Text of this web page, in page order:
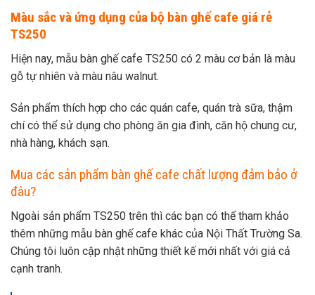
Màu sắc và ứng dụng của bộ bàn ghế cafe giá rẻ
TS250
Hiện nay, mẫu bàn ghế cafe TS250 có 2 màu cơ bản là màu
gỗ tự nhiên và màu nâu walnut.
Sản phẩm thích hợp cho các quán cafe, quán trà sữa, thậm
chí có thể sử dụng cho phòng ăn gia đình, căn hộ chung cư,
nhà hàng, khách sạn.
Mua các sản phẩm bàn ghế cafe chất lượng đảm bảo ở
đâu?
Ngoài sản phẩm TS250 trên thì các bạn có thể tham khảo
thêm những mẫu bàn ghế cafe khác của Nội Thất Trường Sa.
Chúng tôi luôn cập nhật những thiết kế mới nhất với giá cả
cạnh tranh.